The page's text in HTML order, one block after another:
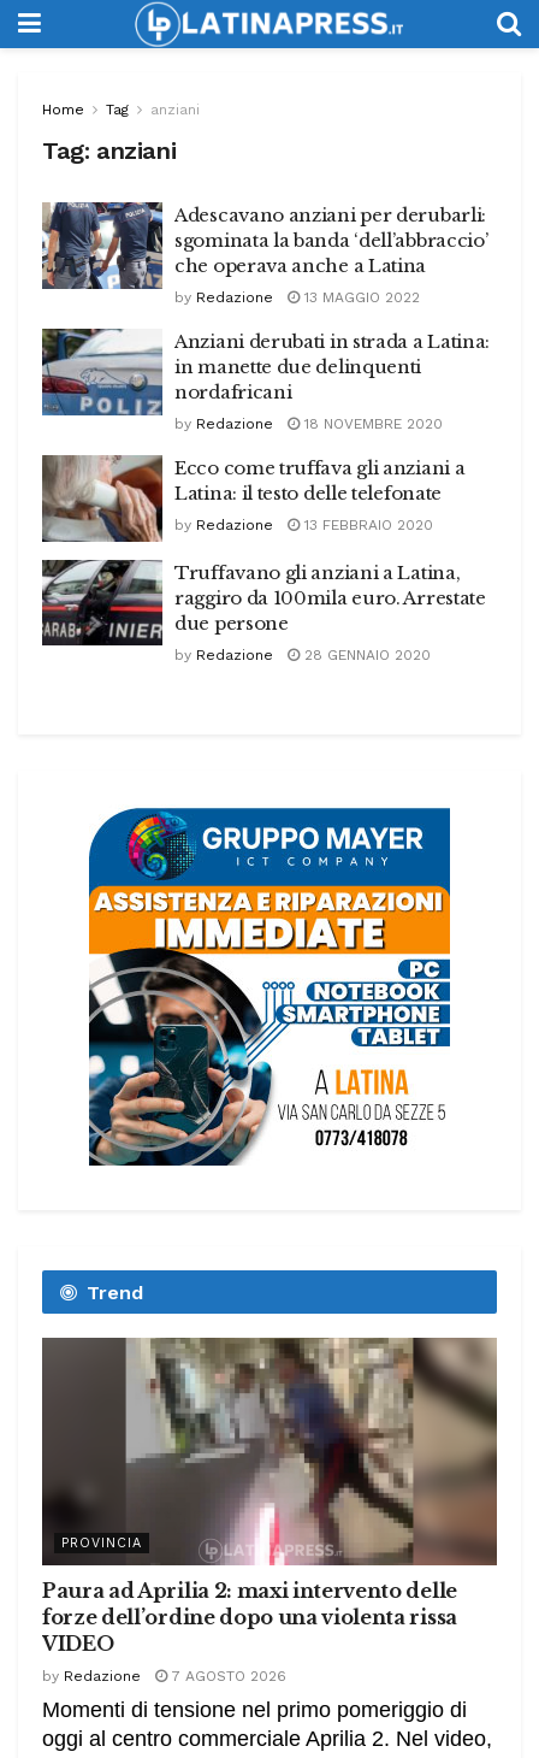
Home Tag anziani
Tag: anziani
Adescavano anziani per derubarli:
sgominata la banda ‘dell’abbraccio’
che operava anche a Latina
by Redazione 13 MAGGIO 2022
Anziani derubati in strada a Latina:
in manette due delinquenti
nordafricani
by Redazione 18 NOVEMBRE 2020
Ecco come truffava gli anziani a
Latina: il testo delle telefonate
by Redazione 13 FEBBRAIO 2020
Truffavano gli anziani a Latina,
raggiro da 100mila euro. Arrestate
due persone
by Redazione 28 GENNAIO 2020
Trend
PROVINCIA
Paura ad Aprilia 2: maxi intervento delle
forze dell’ordine dopo una violenta rissa
VIDEO
by Redazione 7 AGOSTO 2026
Momenti di tensione nel primo pomeriggio di
oggi al centro commerciale Aprilia 2. Nel video,